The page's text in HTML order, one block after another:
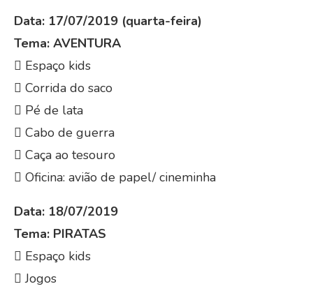
Data: 17/07/2019 (quarta-feira)
Tema: AVENTURA
 Espaço kids
 Corrida do saco
 Pé de lata
 Cabo de guerra
 Caça ao tesouro
 Oficina: avião de papel/ cineminha
Data: 18/07/2019
Tema: PIRATAS
 Espaço kids
 Jogos